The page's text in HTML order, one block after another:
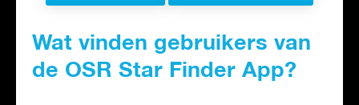
Wat vinden gebruikers van
de OSR Star Finder App?